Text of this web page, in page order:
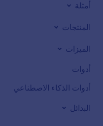
أمثلة
المنتجات
الميزات
أدوات
أدوات الذكاء الاصطناعي
البدائل